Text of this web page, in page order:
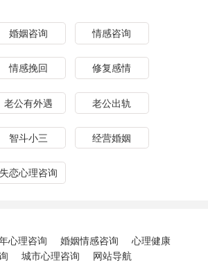
婚姻咨询 情感咨询
情感挽回 修复感情
老公有外遇 老公出轨
智斗小三 经营婚姻
失恋心理咨询
心理咨询 婚姻情感咨询
心理健康
城市心理咨询 网站导航